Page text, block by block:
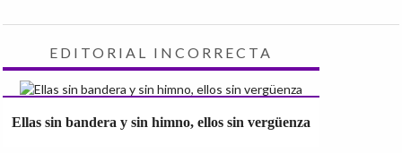
EDITORIAL INCORRECTA
Ellas sin bandera y sin himno, ellos sin vergüenza